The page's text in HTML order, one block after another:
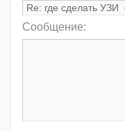
Сообщение: